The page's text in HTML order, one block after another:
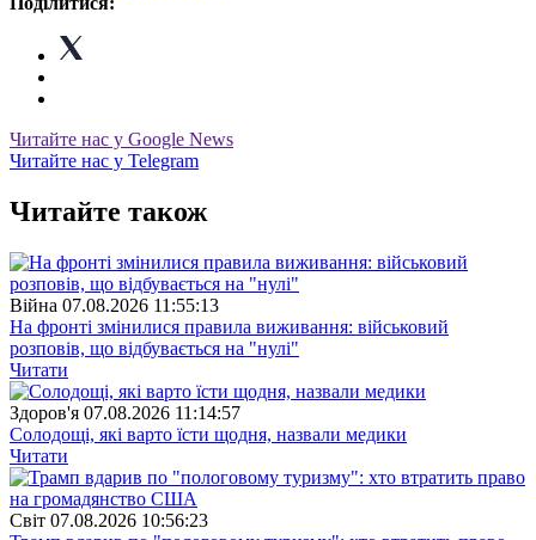
Читайте нас у Google News
Читайте нас у Telegram
Читайте також
Війна 07.08.2026 11:55:13
На фронті змінилися правила виживання: військовий
розповів, що відбувається на "нулі"
Читати
Здоров'я 07.08.2026 11:14:57
Солодощі, які варто їсти щодня, назвали медики
Читати
Свiт 07.08.2026 10:56:23